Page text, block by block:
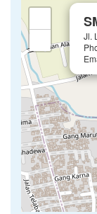
Jl.